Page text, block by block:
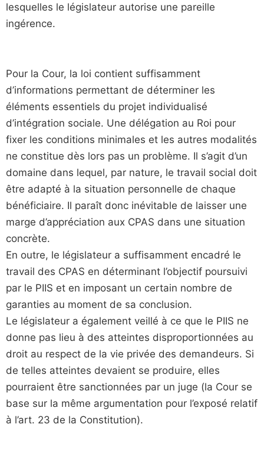
lesquelles le législateur autorise une pareille
ingérence.
Pour la Cour, la loi contient suffisamment
d’informations permettant de déterminer les
éléments essentiels du projet individualisé
d’intégration sociale. Une délégation au Roi pour
fixer les conditions minimales et les autres modalités
ne constitue dès lors pas un problème. Il s’agit d’un
domaine dans lequel, par nature, le travail social doit
être adapté à la situation personnelle de chaque
bénéficiaire. Il paraît donc inévitable de laisser une
marge d’appréciation aux CPAS dans une situation
concrète.
En outre, le législateur a suffisamment encadré le
travail des CPAS en déterminant l’objectif poursuivi
par le PIIS et en imposant un certain nombre de
garanties au moment de sa conclusion.
Le législateur a également veillé à ce que le PIIS ne
donne pas lieu à des atteintes disproportionnées au
droit au respect de la vie privée des demandeurs. Si
de telles atteintes devaient se produire, elles
pourraient être sanctionnées par un juge (la Cour se
base sur la même argumentation pour l’exposé relatif
à l’art. 23 de la Constitution).